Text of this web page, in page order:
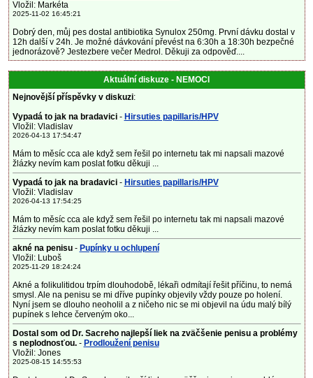
Vložil: Markéta
2025-11-02 16:45:21
Dobrý den, můj pes dostal antibiotika Synulox 250mg. První dávku dostal v
12h další v 24h. Je možné dávkování převést na 6:30h a 18:30h bezpečné
jednorázově? Jestezbere večer Medrol. Děkuji za odpověď....
Aktuální diskuze - NEMOCI
Nejnovější příspěvky v diskuzi:
Vypadá to jak na bradavici - Hirsuties papillaris/HPV
Vložil: Vladislav
2026-04-13 17:54:47
Mám to měsíc cca ale když sem řešil po internetu tak mi napsali mazové
žlázky nevím kam poslat fotku děkuji ...
Vypadá to jak na bradavici - Hirsuties papillaris/HPV
Vložil: Vladislav
2026-04-13 17:54:25
Mám to měsíc cca ale když sem řešil po internetu tak mi napsali mazové
žlázky nevím kam poslat fotku děkuji ...
akné na penisu- Pupínky u ochlupení
Vložil: Luboš
2025-11-29 18:24:24
Akné a folikulitidou trpím dlouhodobě, lékaři odmítají řešit příčinu, to nemá
smysl. Ale na penisu se mi dříve pupínky objevily vždy pouze po holení.
Nyní jsem se dlouho neoholil a z ničeho nic se mi objevil na údu malý bílý
pupínek s lehce červeným oko...
Dostal som od Dr. Sacreho najlepší liek na zväčšenie penisu a problémy
s neplodnosťou.- Prodloužení penisu
Vložil: Jones
2025-08-15 14:55:53